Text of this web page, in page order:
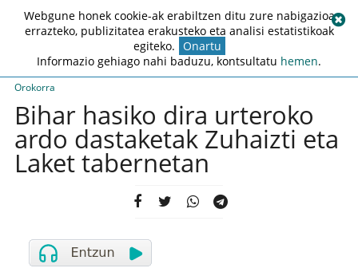
Orokorra
Bihar hasiko dira urteroko
ardo dastaketak Zuhaizti eta
Laket tabernetan
Webgune honek cookie-ak erabiltzen ditu zure nabigazioa
errazteko, publizitatea erakusteko eta analisi estatistikoak
egiteko. Onartu
Informazio gehiago nahi baduzu, kontsultatu hemen.